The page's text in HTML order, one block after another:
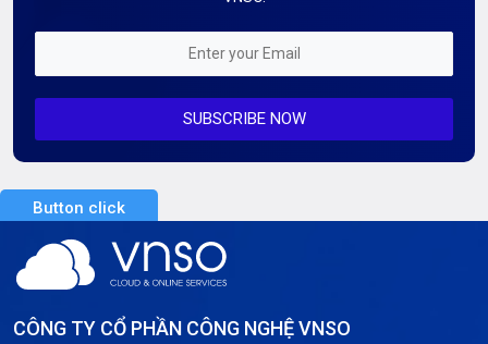
Mỗi tuần 01 Server
Server Dedicated (Máy chủ riêng)
Server GPU
Server Windows
SUBSCRIBE NOW
Button click
CÔNG TY CỔ PHẦN CÔNG NGHỆ VNSO